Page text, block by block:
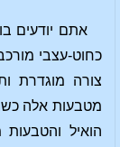
אתם יודעים
כחוט-עצבי
צורה מוגדרת
מטבעות אלה
הואיל